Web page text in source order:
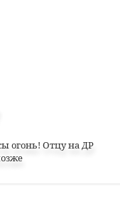
огонь! Отцу на ДР